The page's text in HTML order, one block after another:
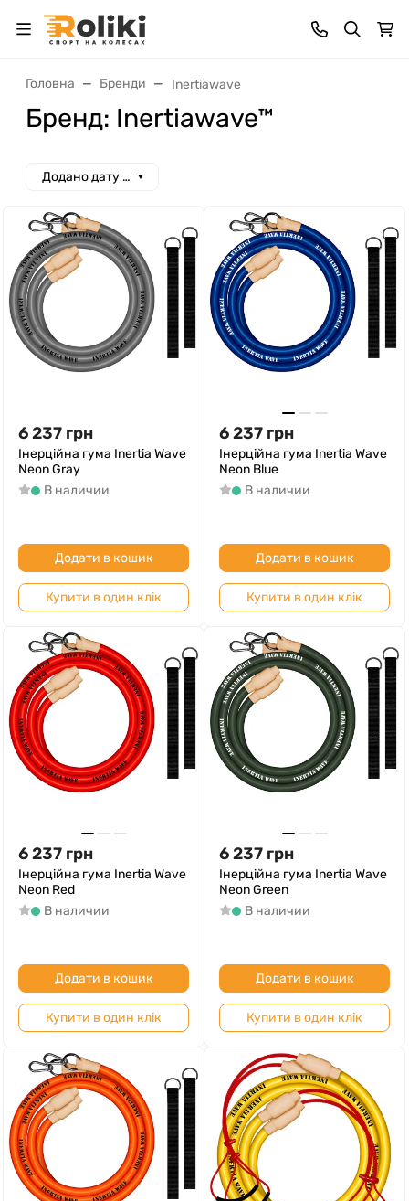
Головна Бренди Inertiawave
Бренд: Inertiawave™
Додано дату спад
6 237 грн
Інерційна гума Inertia Wave
Neon Gray
В наличии
Додати в кошик
Купити в один клік
6 237 грн
Інерційна гума Inertia Wave
Neon Blue
В наличии
Додати в кошик
Купити в один клік
6 237 грн
Інерційна гума Inertia Wave
Neon Red
В наличии
Додати в кошик
Купити в один клік
6 237 грн
Інерційна гума Inertia Wave
Neon Green
В наличии
Додати в кошик
Купити в один клік